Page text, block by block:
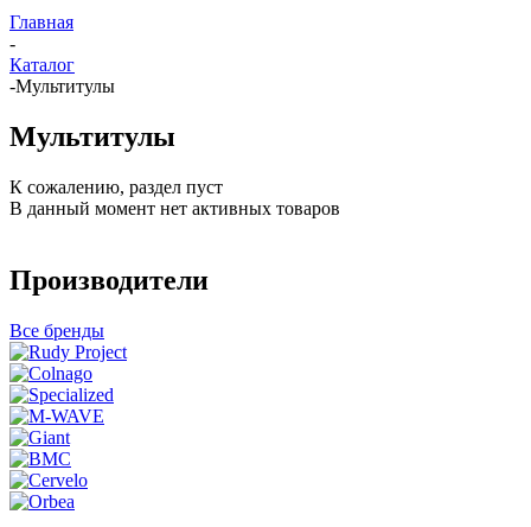
Главная
-
Каталог
-Мультитулы
Мультитулы
К сожалению, раздел пуст
В данный момент нет активных товаров
Производители
Все бренды